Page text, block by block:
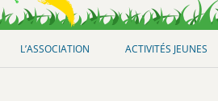
L’ASSOCIATION ACTIVITÉS JEUNES